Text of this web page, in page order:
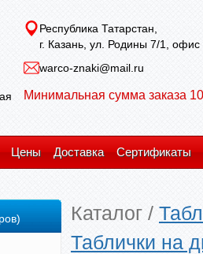
Республика Татарстан,
г. Казань, ул. Родины 7/1, офис
warco-znaki@mail.ru
Минимальная сумма заказа
Цены Доставка Сертификаты
Каталог /
Таблички на